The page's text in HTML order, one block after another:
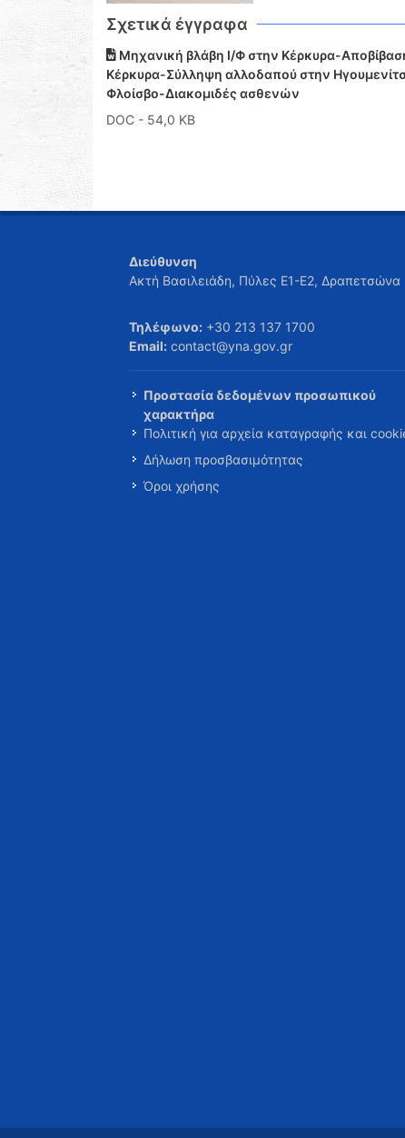
Σχετικά έγγραφα
Μηχανική βλάβη Ι/Φ στην Κέρκυρα-
Κέρκυρα-Σύλληψη αλλοδαπού στην
Φλοίσβο-Διακομιδές ασθενών
DOC - 54,0 KB
Διεύθυνση
Ακτή Βασιλειάδη, Πύλες Ε1-Ε2, Δραπετσώνα
Τηλέφωνο: +30 213 137 1700
Email: contact@yna.gov.gr
Προστασία δεδομένων προσωπικού
χαρακτήρα
Πολιτική για αρχεία καταγραφής και
Δήλωση προσβασιμότητας
Όροι χρήσης